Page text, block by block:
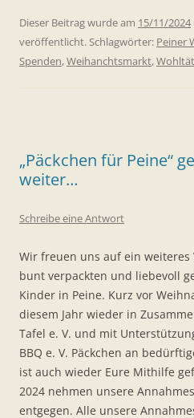
Dieser Beitrag wurde am 15/11/2024
veröffentlicht. Schlagwörter: Peiner
Spenden,Weihanchtsmarkt,
„Päckchen für Peine“
weiter…
Schreibe eine Antwort
Wir freuen uns auf ein
bunt verpackten und liebevoll
Kinder in Peine. Kurz vor
diesem Jahr wieder in
Tafel e. V. und mit
BBQ e. V. Päckchen an
ist auch wieder Eure Mithilfe
2024 nehmen unsere
entgegen. Alle unsere